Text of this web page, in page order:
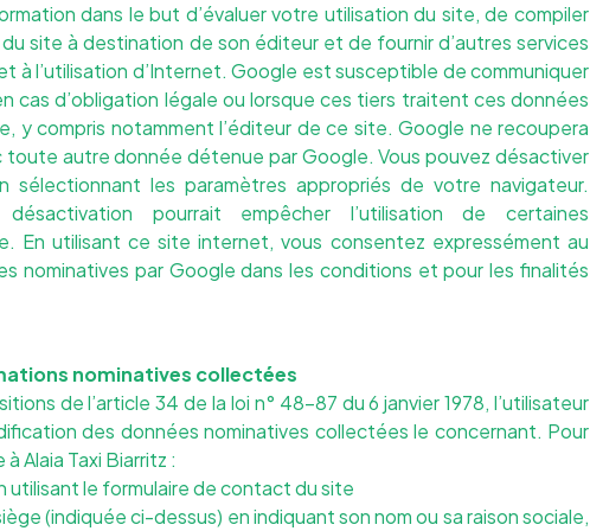
dans le but d’évaluer votre utilisation du site, de compiler
site à destination de son éditeur et de fournir d’autres services
à l’utilisation d’Internet. Google est susceptible de communiquer
cas d’obligation légale ou lorsque ces tiers traitent ces données
y compris notamment l’éditeur de ce site. Google ne recoupera
toute autre donnée détenue par Google. Vous pouvez désactiver
sélectionnant les paramètres appropriés de votre navigateur.
pourrait empêcher l’utilisation de certaines
En utilisant ce site internet, vous consentez expressément au
nominatives par Google dans les conditions et pour les finalités
nominatives collectées
de l’article 34 de la loi n° 48-87 du 6 janvier 1978, l’utilisateur
des données nominatives collectées le concernant. Pour
àAlaia Taxi Biarritz :
utilisant le formulaire de contact du site
(indiquée ci-dessus) en indiquant son nom ou sa raison sociale,